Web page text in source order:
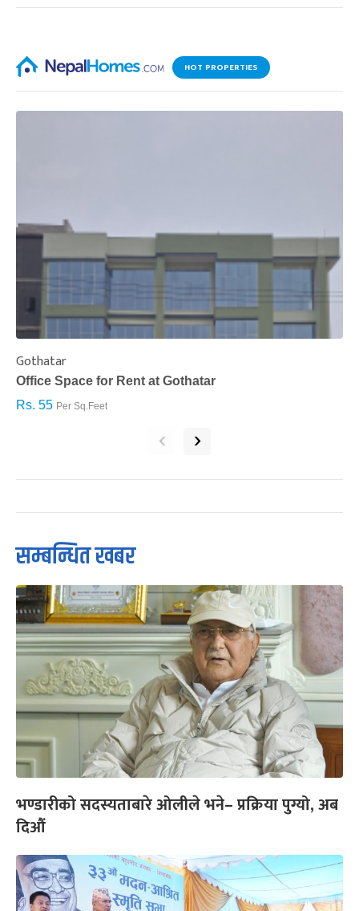
HOT PROPERTIES
Gothatar
Office Space for Rent at Gothatar
Rs. 55 Per Sq.Feet
‹ ›
सम्बन्धित खबर
भण्डारीको सदस्यताबारे ओलीले भने– प्रक्रिया पुग्यो, अब
दिऔं